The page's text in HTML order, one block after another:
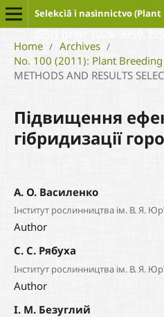
Selekcìâ ì nasìnnictvo
Home / Archives /
No. 100 (2011): Plant
METHODS AND RESULTS
Підвищення
гібридизації
А. О. Василенко
Інститут рослинництва ім. В. Я.
Author
С. С. Рябуха
Інститут рослинництва ім. В. Я.
Author
І. М. Безуглий